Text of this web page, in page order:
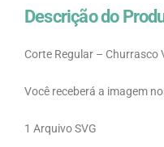
Descrição do
Corte Regular – Churrasco
Você receberá a imagem
1 Arquivo SVG